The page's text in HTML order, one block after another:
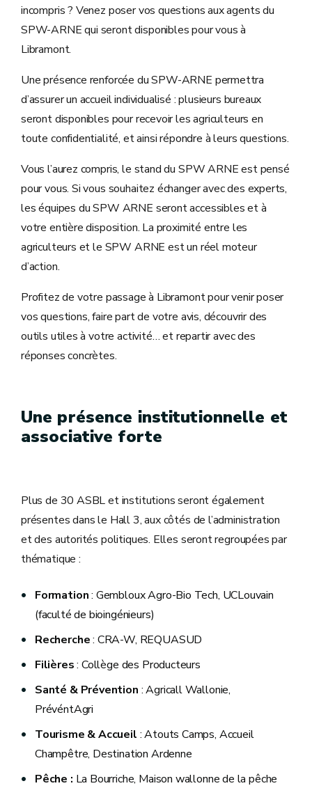
incompris ? Venez poser vos questions aux agents du
SPW-ARNE qui seront disponibles pour vous à
Libramont.
Une présence renforcée du SPW-ARNE permettra
d’assurer un accueil individualisé : plusieurs bureaux
seront disponibles pour recevoir les agriculteurs en
toute confidentialité, et ainsi répondre à leurs questions.
Vous l’aurez compris, le stand du SPW ARNE est pensé
pour vous. Si vous souhaitez échanger avec des experts,
les équipes du SPW ARNE seront accessibles et à
votre entière disposition. La proximité entre les
agriculteurs et le SPW ARNE est un réel moteur
d’action.
Profitez de votre passage à Libramont pour venir poser
vos questions, faire part de votre avis, découvrir des
outils utiles à votre activité… et repartir avec des
réponses concrètes.
Une présence institutionnelle et
associative forte
Plus de 30 ASBL et institutions seront également
présentes dans le Hall 3, aux côtés de l’administration
et des autorités politiques. Elles seront regroupées par
thématique :
Formation: Gembloux Agro-Bio Tech, UCLouvain
(faculté de bioingénieurs)
Recherche: CRA-W, REQUASUD
Filières: Collège des Producteurs
Santé & Prévention : Agricall Wallonie,
PrévéntAgri
Tourisme & Accueil : Atouts Camps, Accueil
Champêtre, Destination Ardenne
Pêche : La Bourriche, Maison wallonne de la pêche